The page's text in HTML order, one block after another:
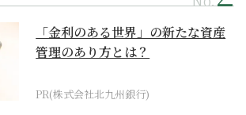
「金利のある世界」の新たな資産
管理のあり方とは？
PR(株式会社北九州銀行)